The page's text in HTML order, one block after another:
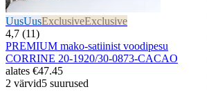
UusUusExclusiveExclusive
4,7 (11)
PREMIUM mako-satiinist voodipesu
CORRINE 20-1920/30-0873-CACAO
alates €47.45
2 värvid5 suurused